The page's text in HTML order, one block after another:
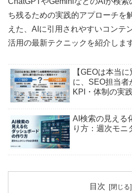
ち残るための実践的アプローチを
えた、AIに引用されやすいコンテ
活用の最新テクニックを紹介します
【GEOは本当
に、SEO担当者
KPI・体制の実
AI検索の見える
り方：週次モニ
目次